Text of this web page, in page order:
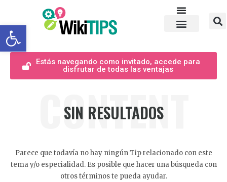
Abrir barra de herramientas
Estás navegando como invitado, accede para
disfrutar de todas las ventajas
CONTENT
SIN RESULTADOS
Parece que todavía no hay ningún Tip relacionado con este
tema y/o especialidad. Es posible que hacer una búsqueda con
otros términos te pueda ayudar.